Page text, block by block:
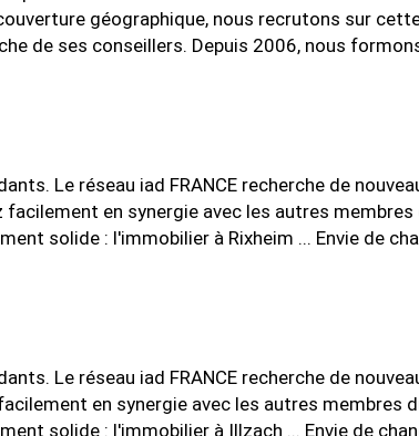
géographique, nous recrutons sur
de ses conseillers. Depuis 2006, nous
Le réseau iad FRANCE recherche de
en synergie avec les autres
solide : l'immobilier à Rixheim ... Envie de
Le réseau iad FRANCE recherche de
en synergie avec les autres membres
solide : l'immobilier à Illzach ... Envie de